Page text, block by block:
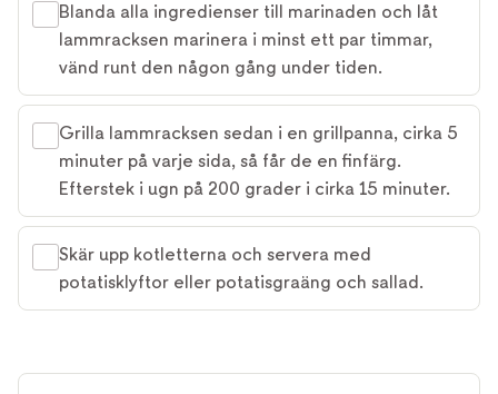
Blanda alla ingredienser till marinaden och låt
lammracksen marinera i minst ett par timmar,
vänd runt den någon gång under tiden.
Grilla lammracksen sedan i en grillpanna, cirka 5
minuter på varje sida, så får de en finfärg.
Efterstek i ugn på 200 grader i cirka 15 minuter.
Skär upp kotletterna och servera med
potatisklyftor eller potatisgraäng och sallad.